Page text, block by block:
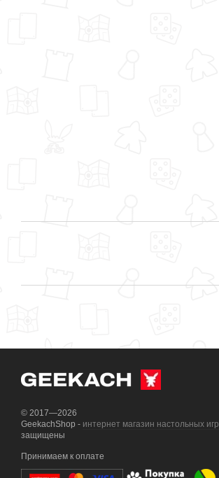
© 2017—2026
GeekachShop - интернет магазин настольных игр
защищены
Принимаем к оплате